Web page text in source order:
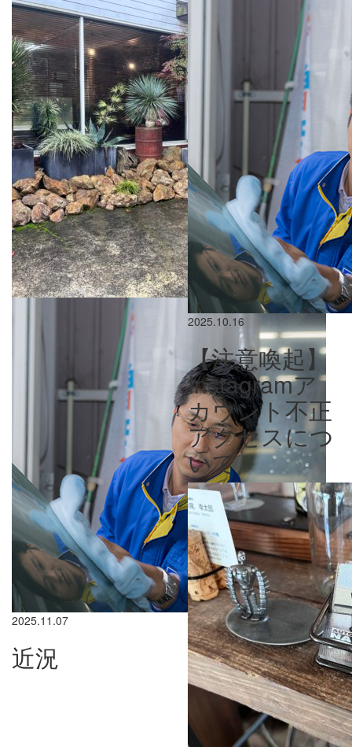
2025.11.07
近況
2025.10.16
【注意喚起】
Instagramア
カウント不正
アクセスにつ
いて